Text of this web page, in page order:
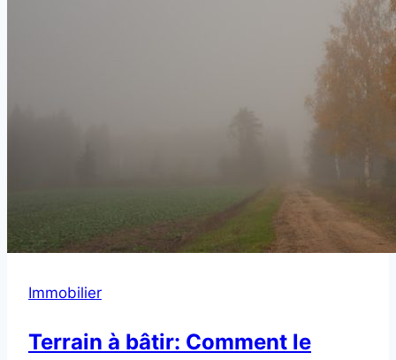
Immobilier
Terrain à bâtir: Comment le